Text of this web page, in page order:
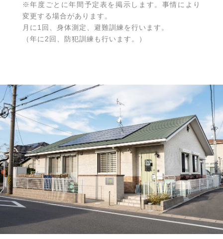
※年度ごとに年間予定表を掲示します。事情により
変更する場合があります。
月に1回、身体測定、避難訓練を行います。
（年に2回、防犯訓練も行います。）